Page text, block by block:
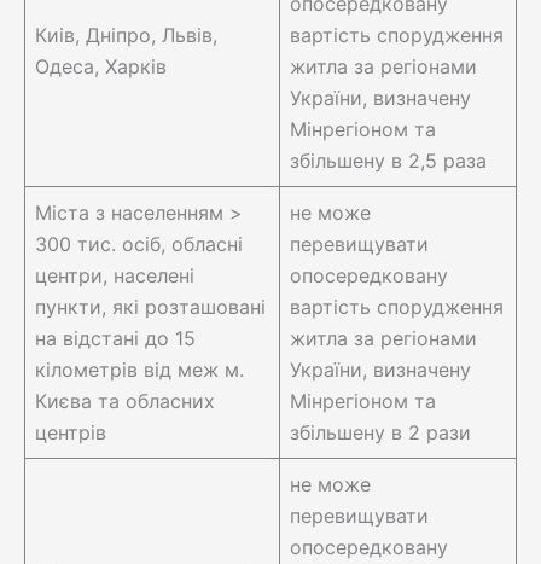
Киів, Дніпро, Львів,
Одеса, Харків
вартість спорудження
житла за регіонами
України, визначену
Мінрегіоном та
збільшену в 2,5 раза
Міста з населенням >
300 тис. осіб, обласні
центри, населені
пункти, які розташовані
на відстані до 15
кілометрів від меж м.
Києва та обласних
центрів
не може
перевищувати
опосередковану
вартість спорудження
житла за регіонами
України, визначену
Мінрегіоном та
збільшену в 2 рази
не може
перевищувати
опосередковану